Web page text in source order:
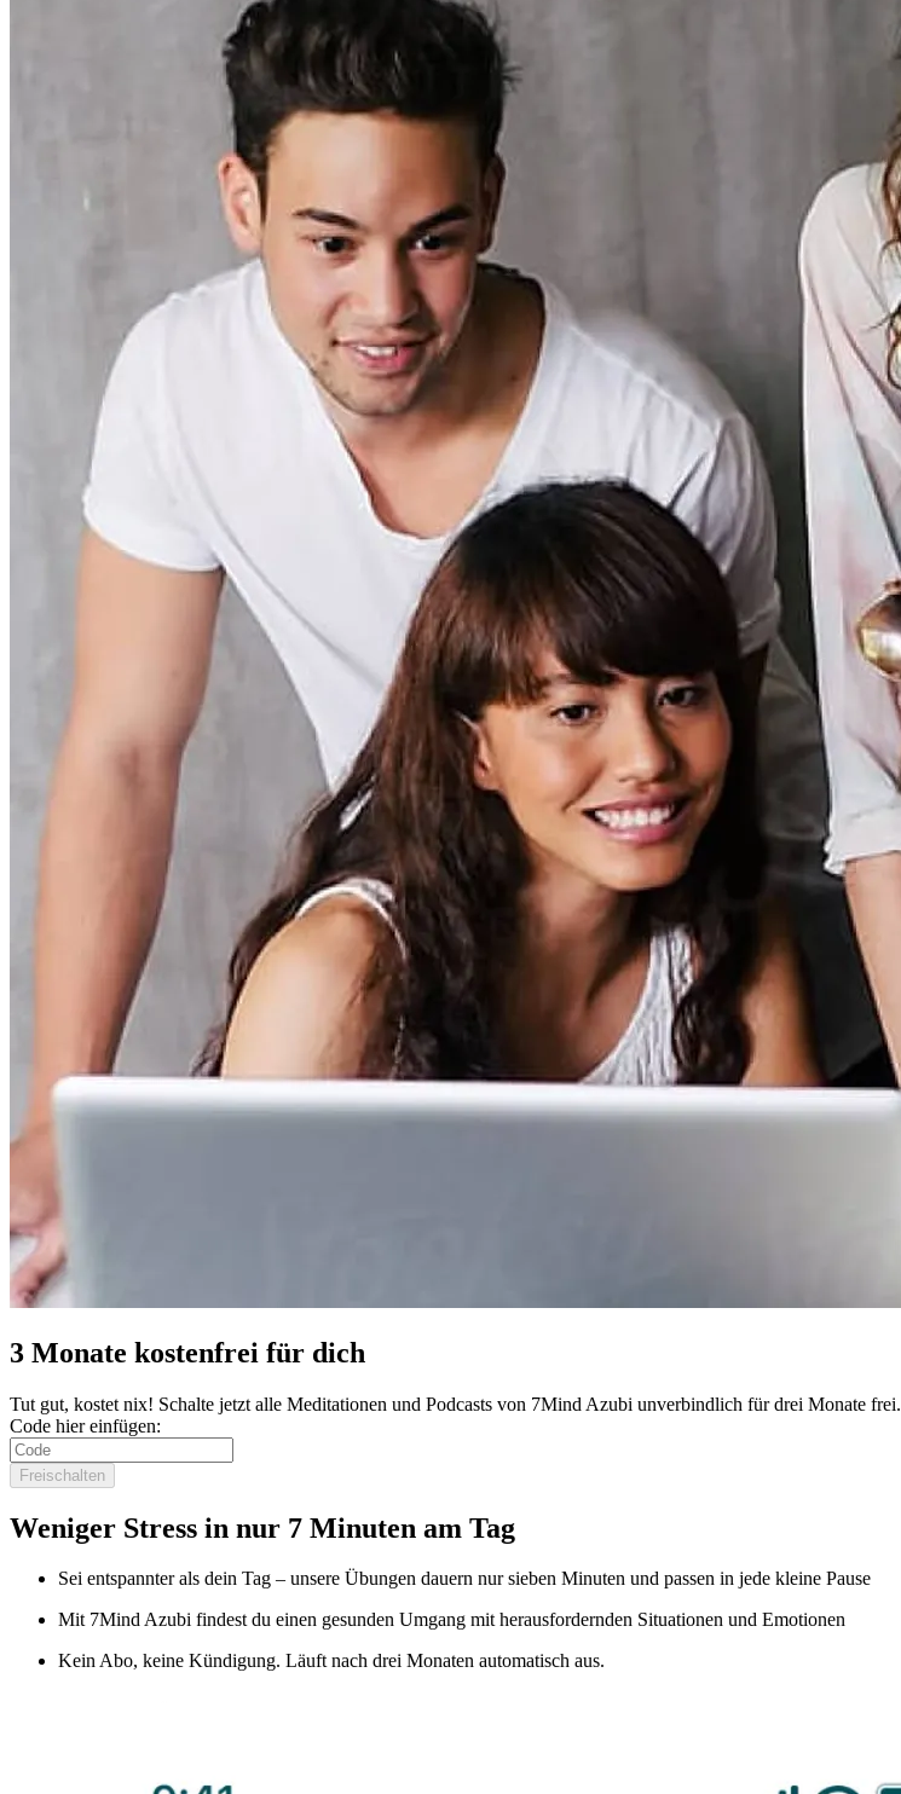
3 Monate kostenfrei für dich
Tut gut, kostet nix! Schalte jetzt alle Meditationen und Podcasts von 7Mind Azubi unverbindlich für drei Monate frei.
Code hier einfügen:
Freischalten
Weniger Stress in nur 7 Minuten am Tag
Sei entspannter als dein Tag – unsere Übungen dauern nur sieben Minuten und passen in jede kleine Pause
Mit 7Mind Azubi findest du einen gesunden Umgang mit herausfordernden Situationen und Emotionen
Kein Abo, keine Kündigung. Läuft nach drei Monaten automatisch aus.